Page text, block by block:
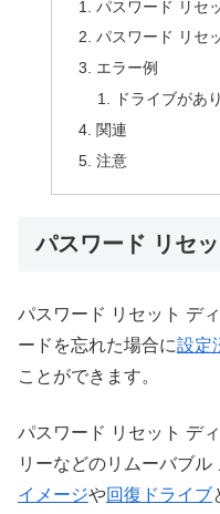
パスワード リセ
パスワード リセ
エラー例
ドライブがあ
関連
注意
パスワード リセ
パスワード リセット デ
ードを忘れた場合に設定
ことができます。
パスワード リセット デ
リーなどのリムーバブル
イメージや回復ドライブ